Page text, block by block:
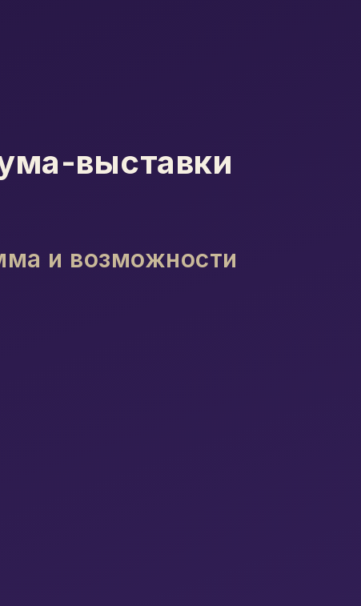
выставки
и возможности